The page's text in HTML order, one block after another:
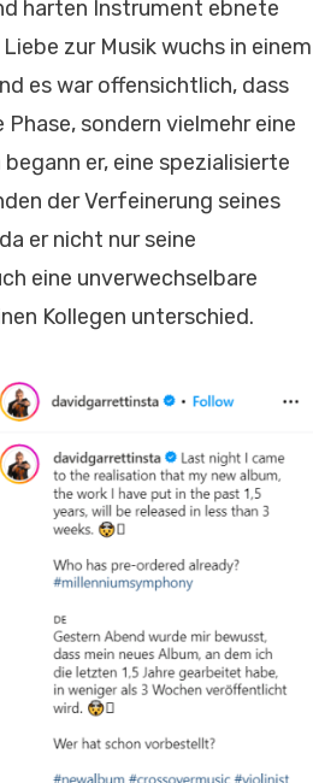
harten Instrument ebnete
zur Musik wuchs in einem
es war offensichtlich, dass
sondern vielmehr eine
er, eine spezialisierte
der Verfeinerung seines
er nicht nur seine
eine unverwechselbare
Kollegen unterschied.